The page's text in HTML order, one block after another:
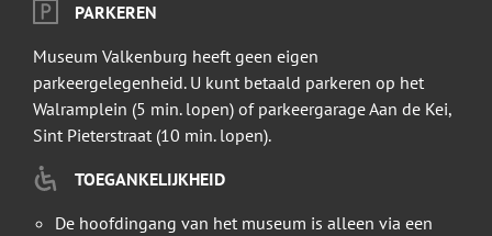
PARKEREN
Museum Valkenburg heeft geen eigen
parkeergelegenheid. U kunt betaald parkeren op het
Walramplein (5 min. lopen) of parkeergarage Aan de Kei,
Sint Pieterstraat (10 min. lopen).
TOEGANKELIJKHEID
De hoofdingang van het museum is alleen via een